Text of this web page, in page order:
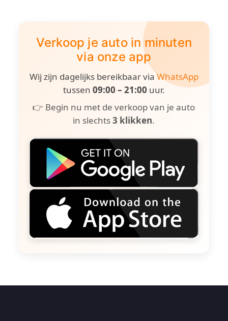
Verkoop je auto in minuten
via onze app
Wij zijn dagelijks bereikbaar viaWhatsApp
tussen 09:00 – 21:00 uur.
👉 Begin nu met de verkoop van je auto
in slechts3 klikken.